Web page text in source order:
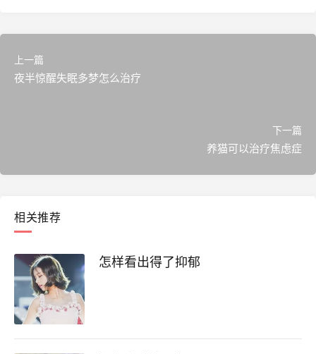
上一篇
夜半惊醒失眠多梦怎么治疗
下一篇
养猫可以治疗焦虑症
相关推荐
怎样看出得了抑郁